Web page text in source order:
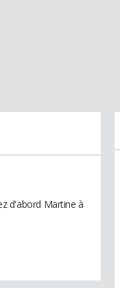
d'abord Martine à